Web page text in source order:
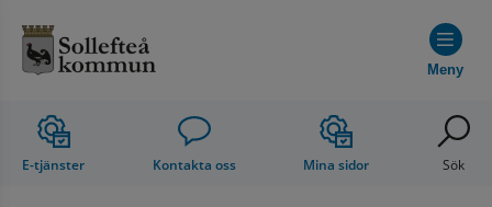
Meny
E-tjänster Kontakta oss Mina sidor Sök